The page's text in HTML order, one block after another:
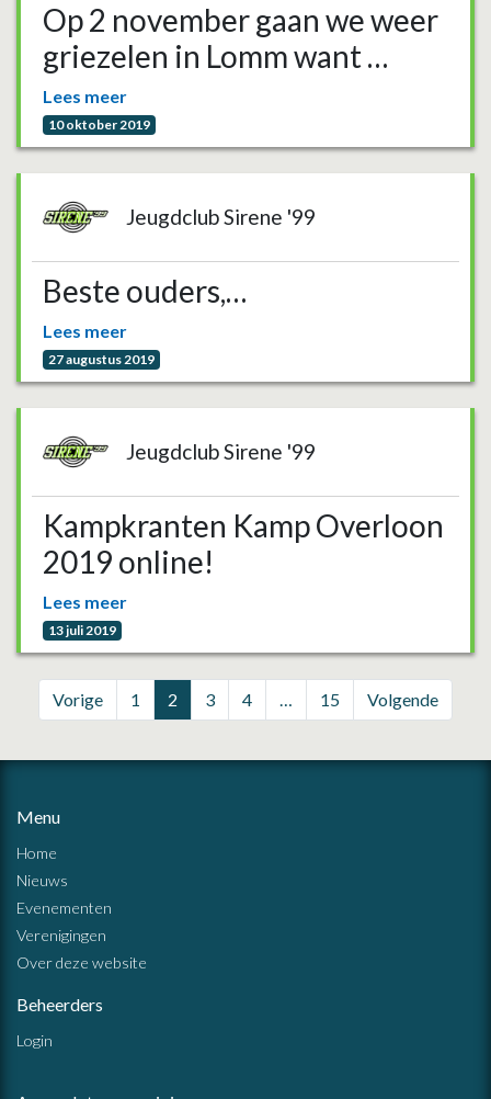
Op 2 november gaan we weer
griezelen in Lomm want …
Lees meer
10 oktober 2019
Jeugdclub Sirene '99
Beste ouders,…
Lees meer
27 augustus 2019
Jeugdclub Sirene '99
Kampkranten Kamp Overloon
2019 online!
Lees meer
13 juli 2019
Vorige 1 2 3 4 … 15 Volgende
Menu
Home
Nieuws
Evenementen
Verenigingen
Over deze website
Beheerders
Login